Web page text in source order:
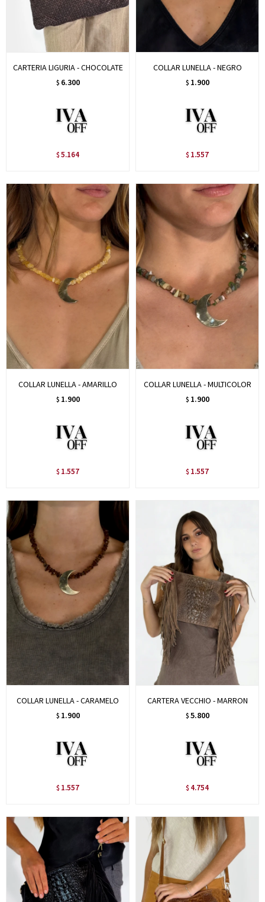
CARTERIA LIGURIA - CHOCOLATE
$ 6.300
$ 5.164
COLLAR LUNELLA - NEGRO
$ 1.900
$ 1.557
COLLAR LUNELLA - AMARILLO
$ 1.900
$ 1.557
COLLAR LUNELLA - MULTICOLOR
$ 1.900
$ 1.557
COLLAR LUNELLA - CARAMELO
$ 1.900
$ 1.557
CARTERA VECCHIO - MARRON
$ 5.800
$ 4.754